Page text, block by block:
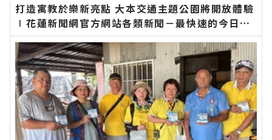
打造寓教於樂新亮點 大本交通主題公園將開放體驗
∣花蓮新聞網官方網站各類新聞－最快速的今日新
聞報導 最新的在地資訊！